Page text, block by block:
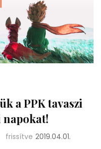
a PPK tavaszi
frissítve 2019.04.01.